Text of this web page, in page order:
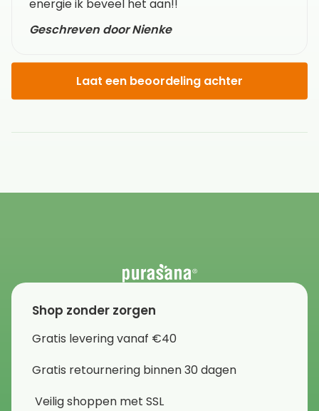
energie ik beveel het aan!!
Geschreven door Nienke
Laat een beoordeling achter
Shop zonder zorgen
Gratis levering vanaf €40
Gratis retournering binnen 30 dagen
Veilig shoppen met SSL